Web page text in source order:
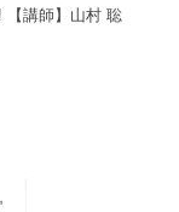
【講師】山村 聡